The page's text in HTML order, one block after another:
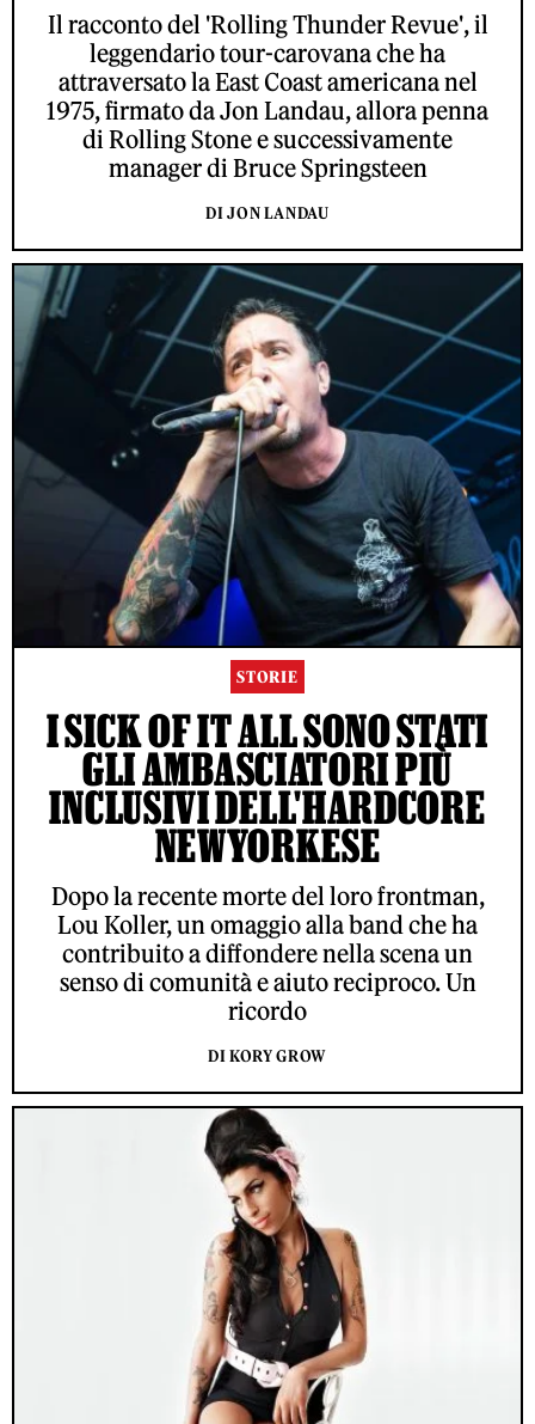
Il racconto del 'Rolling Thunder Revue', il
leggendario tour-carovana che ha
attraversato la East Coast americana nel
1975, firmato da Jon Landau, allora penna
di Rolling Stone e successivamente
manager di Bruce Springsteen
DI JON LANDAU
STORIE
I SICK OF IT ALL SONO STATI
GLI AMBASCIATORI PIÙ
INCLUSIVI DELL'HARDCORE
NEWYORKESE
Dopo la recente morte del loro frontman,
Lou Koller, un omaggio alla band che ha
contribuito a diffondere nella scena un
senso di comunità e aiuto reciproco. Un
ricordo
DI KORY GROW